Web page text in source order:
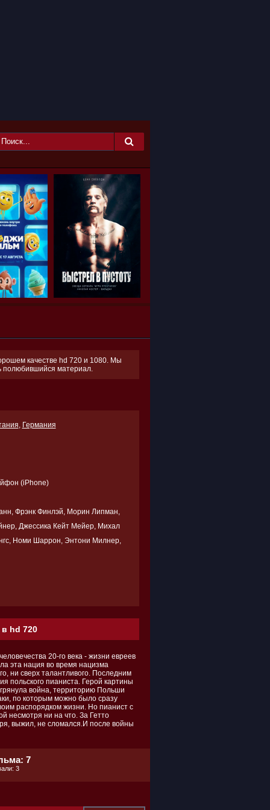
качестве hd 720 и 1080. Мы
полюбившийся материал.
, Германия
(iPhone)
Фрэнк Финлэй, Морин Липман,
Джессика Кейт Мейер, Михал
Номи Шаррон, Энтони Милнер,
в hd 720
20-го века - жизни евреев
эта нация во время нацизма
ни сверх талантливого. Последним
польского пианиста. Герой картины
война, территорию Польши
по которым можно было сразу
распорядком жизни. Но пианист с
несмотря ни на что. За Гетто
выжил, не сломался.И после войны
7
3